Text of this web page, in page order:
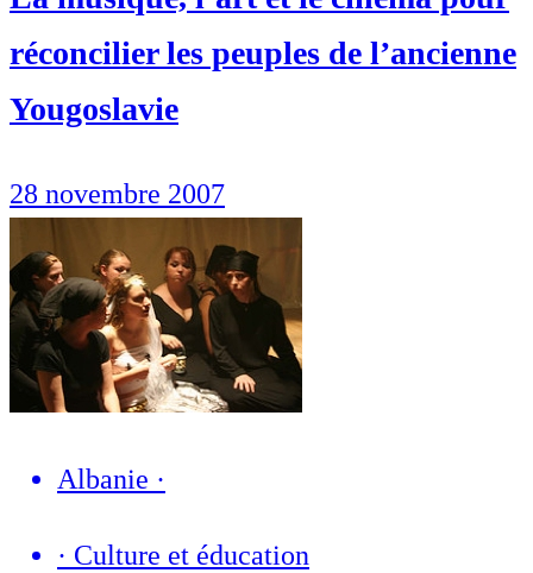
réconcilier les peuples de l’ancienne
Yougoslavie
28 novembre 2007
Albanie ·
· Culture et éducation